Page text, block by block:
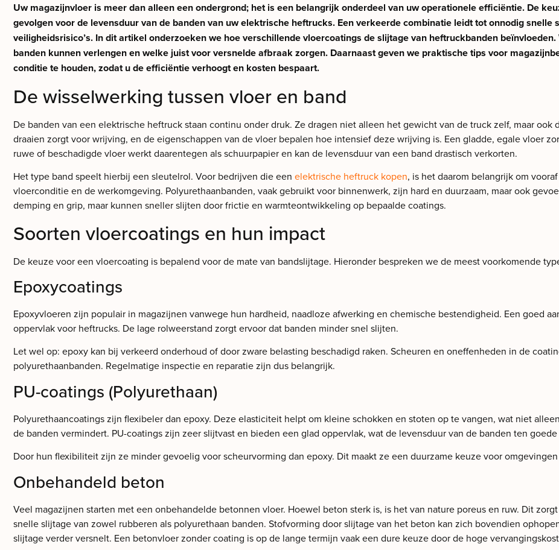
Uw magazijnvloer is meer dan alleen een ondergrond; het is een belangrijk onderdeel van uw operationele efficiëntie. De
gevolgen voor de levensduur van de banden van uw elektrische heftrucks. Een verkeerde combinatie leidt tot onnodig
veiligheidsrisico’s. In dit artikel onderzoeken we hoe verschillende vloercoatings de slijtage van heftruckbanden
banden kunnen verlengen en welke juist voor versnelde afbraak zorgen. Daarnaast geven we praktische tips voor
conditie te houden, zodat u de efficiëntie verhoogt en kosten bespaart.
De wisselwerking tussen vloer en band
De banden van een elektrische heftruck staan continu onder druk. Ze dragen niet alleen het gewicht van de truck zelf, maar
draaien zorgt voor wrijving, en de eigenschappen van de vloer bepalen hoe intensief deze wrijving is. Een gladde, egale vloer
ruwe of beschadigde vloer werkt daarentegen als schuurpapier en kan de levensduur van een band drastisch verkorten.
Het type band speelt hierbij een sleutelrol. Voor bedrijven die een elektrische heftruck kopen, is het daarom belangrijk om
vloerconditie en de werkomgeving. Polyurethaanbanden, vaak gebruikt voor binnenwerk, zijn hard en duurzaam, maar ook
demping en grip, maar kunnen sneller slijten door frictie en warmteontwikkeling op bepaalde coatings.
Soorten vloercoatings en hun impact
De keuze voor een vloercoating is bepalend voor de mate van bandslijtage. Hieronder bespreken we de meest voorkomende
Epoxycoatings
Epoxyvloeren zijn populair in magazijnen vanwege hun hardheid, naadloze afwerking en chemische bestendigheid. Een goed
oppervlak voor heftrucks. De lage rolweerstand zorgt ervoor dat banden minder snel slijten.
Let wel op: epoxy kan bij verkeerd onderhoud of door zware belasting beschadigd raken. Scheuren en oneffenheden in de
polyurethaanbanden. Regelmatige inspectie en reparatie zijn dus belangrijk.
PU-coatings (Polyurethaan)
Polyurethaancoatings zijn flexibeler dan epoxy. Deze elasticiteit helpt om kleine schokken en stoten op te vangen, wat niet
de banden vermindert. PU-coatings zijn zeer slijtvast en bieden een glad oppervlak, wat de levensduur van de banden ten
Door hun flexibiliteit zijn ze minder gevoelig voor scheurvorming dan epoxy. Dit maakt ze een duurzame keuze voor
Onbehandeld beton
Veel magazijnen starten met een onbehandelde betonnen vloer. Hoewel beton sterk is, is het van nature poreus en ruw. Dit
snelle slijtage van zowel rubberen als polyurethaan banden. Stofvorming door slijtage van het beton kan zich bovendien
slijtage verder versnelt. Een betonvloer zonder coating is op de lange termijn vaak een dure keuze door de hoge